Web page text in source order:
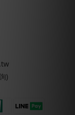
)